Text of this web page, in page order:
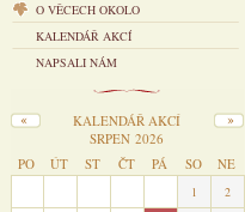
O VĚCECH OKOLO
KALENDÁŘ AKCÍ
NAPSALI NÁM
KALENDÁŘ AKCÍ
SRPEN 2026
PO
ÚT ST ČT PÁ SO NE
1
2